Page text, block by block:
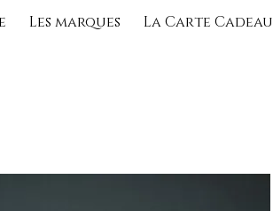
Les marques La Carte Cadeau